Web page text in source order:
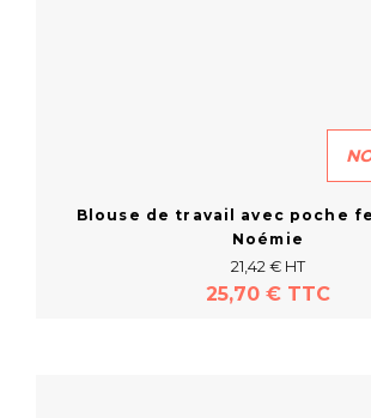
Blouse de travail avec poche
Noémie
21,42 € HT
25,70 € TTC